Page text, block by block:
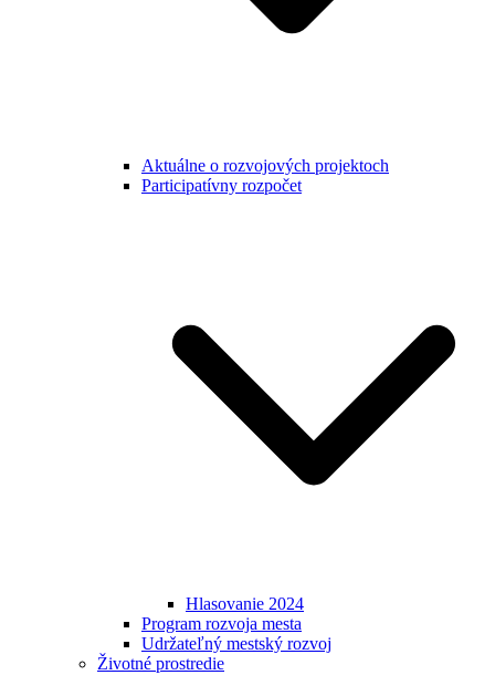
Aktuálne o rozvojových projektoch
Participatívny rozpočet
Hlasovanie 2024
Program rozvoja mesta
Udržateľný mestský rozvoj
Životné prostredie